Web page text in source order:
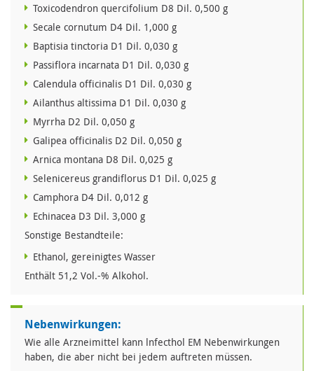
Toxicodendron quercifolium D8 Dil. 0,500 g
Secale cornutum D4 Dil. 1,000 g
Baptisia tinctoria D1 Dil. 0,030 g
Passiflora incarnata D1 Dil. 0,030 g
Calendula officinalis D1 Dil. 0,030 g
Ailanthus altissima D1 Dil. 0,030 g
Myrrha D2 Dil. 0,050 g
Galipea officinalis D2 Dil. 0,050 g
Arnica montana D8 Dil. 0,025 g
Selenicereus grandiflorus D1 Dil. 0,025 g
Camphora D4 Dil. 0,012 g
Echinacea D3 Dil. 3,000 g
Sonstige Bestandteile:
Ethanol, gereinigtes Wasser
Enthält 51,2 Vol.-% Alkohol.
Nebenwirkungen:
Wie alle Arzneimittel kann lnfecthol EM Nebenwirkungen
haben, die aber nicht bei jedem auftreten müssen.